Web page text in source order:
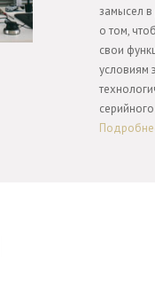
замысел в
о том,
свои
условиям